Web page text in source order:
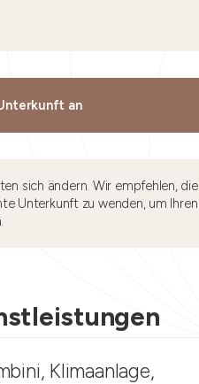
an
sich ändern. Wir empfehlen, die
Unterkunft zu wenden, um Ihren
Klimaanlage,